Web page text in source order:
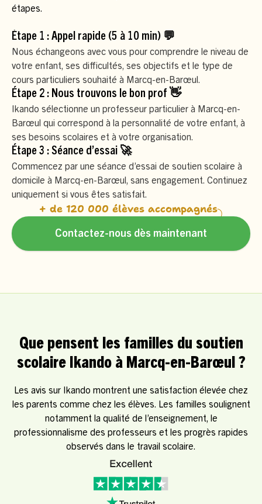
étapes.
Étape 1 : Appel rapide (5 à 10 min) 💬
Nous échangeons avec vous pour comprendre le niveau de
votre enfant, ses difficultés, ses objectifs et le type de
cours particuliers souhaité à Marcq-en-Barœul.
Étape 2 : Nous trouvons le bon prof 👋
Ikando sélectionne un professeur particulier à Marcq-en-
Barœul qui correspond à la personnalité de votre enfant, à
ses besoins scolaires et à votre organisation.
Étape 3 : Séance d’essai 🚀
Commencez par une séance d’essai de soutien scolaire à
domicile à Marcq-en-Barœul, sans engagement. Continuez
uniquement si vous êtes satisfait.
+ de 120 000 élèves accompagnés
Contactez-nous dès maintenant
Que pensent les familles du soutien
scolaire Ikando à Marcq-en-Barœul ?
Les avis sur Ikando montrent une satisfaction élevée chez
les parents comme chez les élèves. Les familles soulignent
notamment la qualité de l’enseignement, le
professionnalisme des professeurs et les progrès rapides
observés dans le travail scolaire.